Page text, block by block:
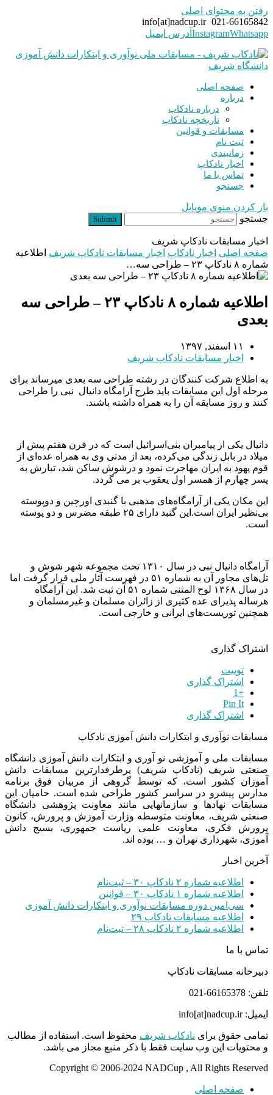
رفتن به محتوای اصلی
021-66165842
info[at]nadcup.ir
InstagramWhatsapp آدرس ایمیل
صفحه اصلی
درباره
درباره نادکاپ
تاریخچه نادکاپ
مسابقات و قوانین
ثبت نام
زمانبندی
اخبار نادکاپ
تماس با ما
جستجو
باز کردن منوی موبایل
جستجو
Submit
اخبار مسابقات نادکاپ شریف
صفحه اصلی اخبار نادکاپ اخبار مسابقات نادکاپ شریف اطلاعیه
شماره ۸ نادکاپ ۲۳ – طراحی سه…
اطلاعیه شماره ۸ نادکاپ ۲۳ – طراحی سه
بعدی
۱۱ اسفند, ۱۳۹۷
اخبار مسابقات نادکاپ شریف
به اطلاع شرکت کنندگان در رشته طراحی سه بعدی میرساند برای
مرحله اول این مسابقات باید طرح آرامگاه دانیال نبی را طراحی
کنند و روز مسابقه آن را به همراه داشته باشند.
دانیال یکی از پیامبران بنی‌اسرائیل است که در قرن هفتم پیش از
میلاد در بابل زندگی می‌کرده، بعد از مدتی وی به همراه عده‌ای از
قوم یهود به ایران مهاجرت نمود و درشوش ساکن شد، تبارش به
پسر چهارم از همسر اول یعقوب بر می گردد.
این مکان یکی از آرامگاه‌های مذهبی با گنبدی اورچین و دوپوسته
بی‌نظیر ایران است.این گنبد دارای ۲۵ طبقه مضرس و دو پوسته
است.
آرامگاه دانیال نبی در سال ۱۳۱۰ تحت مجموعه شهر شوش و
تل‌های مجاور آن به شماره ۵۱ در فهرست آثار ملی قرار گرفت اما
در سال ۱۳۶۸ لوح المثنی شماره ۵۱ آن ثبت شد. این آرامگاه
هرساله پذیرای عده کثیری از زائران مسلمان و غیرمسلمان و
همچنین توریست‌های ایرانی و خارجی است.
اشتراک گذاری
توییت
اشتراک گذاری
+1
Pin It
اشتراک گذاری
مسابقات نوآوری و ابتکارات دانش آموزی نادکاپ
مسابقات ملی و آموزشی نو آوری و ابتکارات دانش آموزی دانشگاه
صنعتی شریف (نادکاپ شریف) پرطرفدارترین مسابقات دانش
آموزان کشور است، که توسط گروهی از مربیان فوق برنامه
مدارس پیشرو در سراسر کشور طراحی شده است. حامیان این
مسابقات نهادها و سازمانهایی مانند معاونت پژوهشی دانشگاه
صنعتی شریف، معاونت متوسطه وزارت آموزش و پرورش، کانون
پرورش فکری، معاونت علمی ریاست جمهوری، بسیج دانش
آموزی، شهرداری تهران و … بوده اند.
آخرین اخبار
اطلاعیه شماره ۲ نادکاپ ۳۰ – ثبت‌نام
اطلاعیه شماره ۱ نادکاپ ۳۰ – قوانین
سی‌امین دوره مسابقات نوآوری و ابتکارات دانش آموزی
اطلاعیه مسابقات نادکاپ ۲۹
اطلاعیه شماره ۲ نادکاپ ۲۸ – ثبت‌نام
تماس با ما
دبیرخانه مسابقات نادکاپ
تلفن: 66165378-021
ایمیل: info[at]nadcup.ir
تمامی حقوق برای نادکاپ شریف محفوظ است. استفاده از مطالب
و محتویات این وب سایت فقط با ذکر منبع مجاز می باشد.
Copyright © 2006-2024 NADCup , All Rights Reserved
صفحه اصلی